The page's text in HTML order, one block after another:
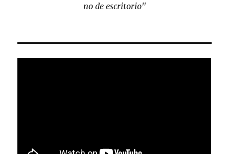
no de escritorio"